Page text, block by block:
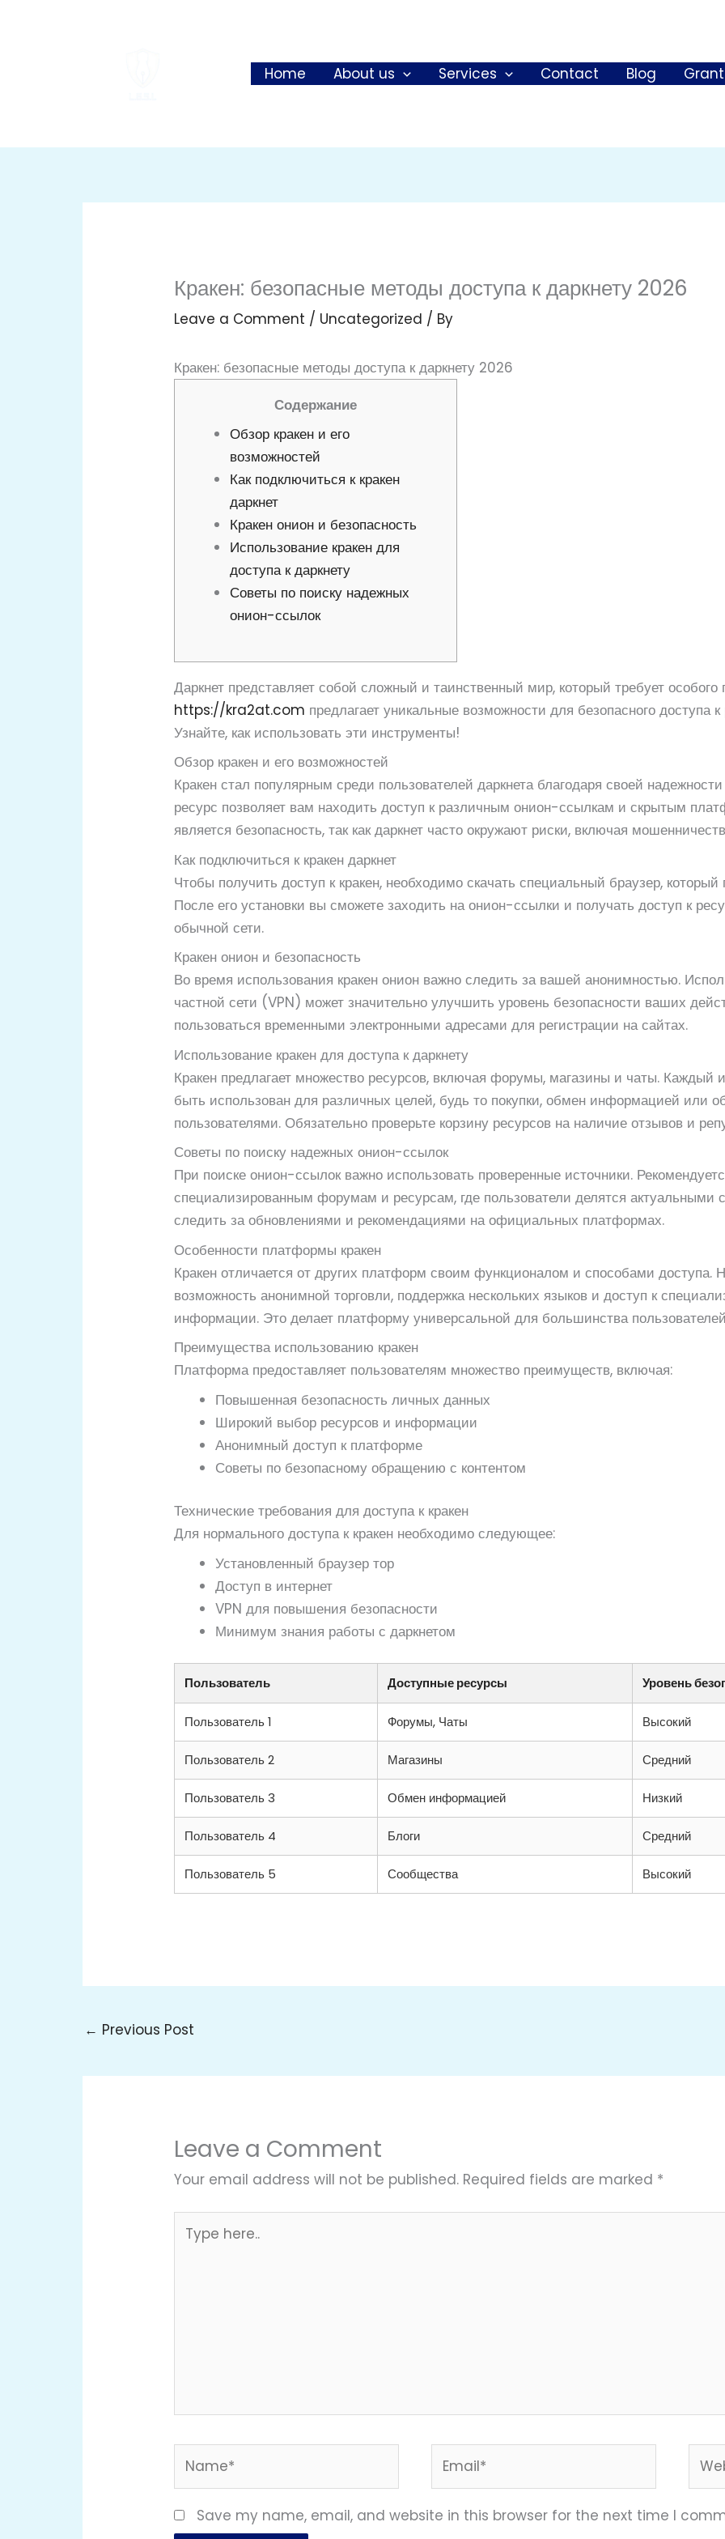
Home
About us Services Contact Blog
Кракен: безопасные методы доступа к даркнету 2026
Leave a Comment / Uncategorized / By
Кракен: безопасные методы доступа к даркнету 2026
Содержание
Обзор кракен и его
возможностей
Как подключиться к кракен
даркнет
Кракен онион и безопасность
Использование кракен для
доступа к даркнету
Советы по поиску надежных
онион-ссылок
Даркнет представляет собой сложный и таинственный мир, который требует
https://kra2at.com предлагает уникальные возможности для безопасного доступа
Узнайте, как использовать эти инструменты!
Обзор кракен и его возможностей
Кракен стал популярным среди пользователей даркнета благодаря своей
ресурс позволяет вам находить доступ к различным онион-ссылкам и скрытым
является безопасность, так как даркнет часто окружают риски, включая
Как подключиться к кракен даркнет
Чтобы получить доступ к кракен, необходимо скачать специальный браузер, который
После его установки вы сможете заходить на онион-ссылки и получать доступ к
обычной сети.
Кракен онион и безопасность
Во время использования кракен онион важно следить за вашей анонимностью.
частной сети (VPN) может значительно улучшить уровень безопасности ваших
пользоваться временными электронными адресами для регистрации на сайтах.
Использование кракен для доступа к даркнету
Кракен предлагает множество ресурсов, включая форумы, магазины и чаты. Каждый
быть использован для различных целей, будь то покупки, обмен информацией или
пользователями. Обязательно проверьте корзину ресурсов на наличие отзывов и
Советы по поиску надежных онион-ссылок
При поиске онион-ссылок важно использовать проверенные источники.
специализированным форумам и ресурсам, где пользователи делятся актуальными
следить за обновлениями и рекомендациями на официальных платформах.
Особенности платформы кракен
Кракен отличается от других платформ своим функционалом и способами доступа.
возможность анонимной торговли, поддержка нескольких языков и доступ к
информации. Это делает платформу универсальной для большинства
Преимущества использованию кракен
Платформа предоставляет пользователям множество преимуществ, включая:
Повышенная безопасность личных данных
Широкий выбор ресурсов и информации
Анонимный доступ к платформе
Советы по безопасному обращению с контентом
Технические требования для доступа к кракен
Для нормального доступа к кракен необходимо следующее:
Установленный браузер тор
Доступ в интернет
VPN для повышения безопасности
Минимум знания работы с даркнетом
Пользователь Доступные ресурсы Уровень
Пользователь 1 Форумы, Чаты Высокий
Пользователь 2 Магазины Средний
Пользователь 3 Обмен информацией Низкий
Пользователь 4 Блоги Средний
Пользователь 5 Сообщества Высокий
← Previous Post
Leave a Comment
Your email address will not be published. Required fields are marked *
here..
Save my name, email, and website in this browser for the next time I